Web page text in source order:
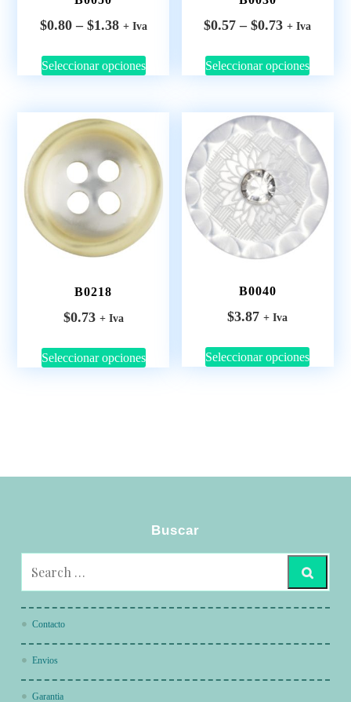
$0.80 – $1.38 + Iva
Seleccionar opciones
$0.57 – $0.73 + Iva
Seleccionar opciones
B0218
$0.73 + Iva
Seleccionar opciones
B0040
$3.87 + Iva
Seleccionar opciones
Buscar
Contacto
Envios
Garantia